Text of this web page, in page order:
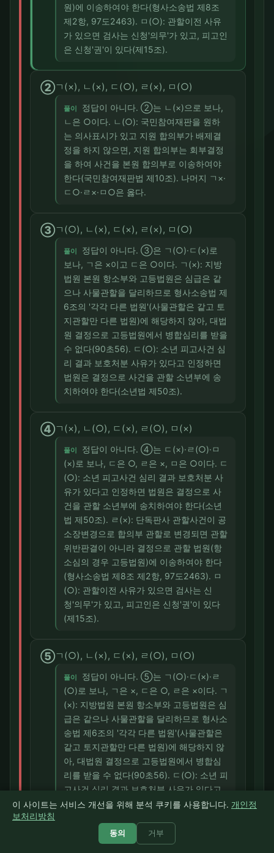
원)에 이송하여야 한다(형사소송법 제8조
제2항, 97도2463). ㅁ(○): 관할이전 사유
가 있으면 검사는 신청'의무'가 있고, 피고인
은 신청'권'이 있다(제15조).
②ㄱ(×), ㄴ(×), ㄷ(○), ㄹ(×), ㅁ(○)
풀이
정답이 아니다. ②는 ㄴ(×)으로 보나,
ㄴ은 ○이다. ㄴ(○): 국민참여재판을 원하
는 의사표시가 있고 지원 합의부가 배제결
정을 하지 않으면, 지원 합의부는 회부결정
을 하여 사건을 본원 합의부로 이송하여야
한다(국민참여재판법 제10조). 나머지 ㄱ×·
ㄷ○·ㄹ×·ㅁ○은 옳다.
③ㄱ(○), ㄴ(×), ㄷ(×), ㄹ(×), ㅁ(○)
풀이
정답이 아니다. ③은 ㄱ(○)·ㄷ(×)로
보나, ㄱ은 ×이고 ㄷ은 ○이다. ㄱ(×): 지방
법원 본원 항소부와 고등법원은 심급은 같
으나 사물관할을 달리하므로 형사소송법 제
6조의 '각각 다른 법원'(사물관할은 같고 토
지관할만 다른 법원)에 해당하지 않아, 대법
원 결정으로 고등법원에서 병합심리를 받을
수 없다(90초56). ㄷ(○): 소년 피고사건 심
리 결과 보호처분 사유가 있다고 인정하면
법원은 결정으로 사건을 관할 소년부에 송
치하여야 한다(소년법 제50조).
④ㄱ(×), ㄴ(○), ㄷ(×), ㄹ(○), ㅁ(×)
풀이
정답이 아니다. ④는 ㄷ(×)·ㄹ(○)·ㅁ
(×)로 보나, ㄷ은 ○, ㄹ은 ×, ㅁ은 ○이다. ㄷ
(○): 소년 피고사건 심리 결과 보호처분 사
유가 있다고 인정하면 법원은 결정으로 사
건을 관할 소년부에 송치하여야 한다(소년
법 제50조). ㄹ(×): 단독판사 관할사건이 공
소장변경으로 합의부 관할로 변경되면 관할
위반판결이 아니라 결정으로 관할 법원(항
소심의 경우 고등법원)에 이송하여야 한다
(형사소송법 제8조 제2항, 97도2463). ㅁ
(○): 관할이전 사유가 있으면 검사는 신
청'의무'가 있고, 피고인은 신청'권'이 있다
(제15조).
⑤ㄱ(○), ㄴ(×), ㄷ(×), ㄹ(○), ㅁ(○)
풀이
정답이 아니다. ⑤는 ㄱ(○)·ㄷ(×)·ㄹ
(○)로 보나, ㄱ은 ×, ㄷ은 ○, ㄹ은 ×이다. ㄱ
(×): 지방법원 본원 항소부와 고등법원은 심
급은 같으나 사물관할을 달리하므로 형사소
송법 제6조의 '각각 다른 법원'(사물관할은
같고 토지관할만 다른 법원)에 해당하지 않
아, 대법원 결정으로 고등법원에서 병합심
리를 받을 수 없다(90초56). ㄷ(○): 소년 피
고사건 심리 결과 보호처분 사유가 있다고
인정하면 법원은 결정으로 사건을 관할 소
ㄹ(×): 단독판사 관할사건이 공소장변경으
로 합의부 관할로 변경되면 관할위반판결이
이 사이트는 서비스 개선을 위해 분석 쿠키를 사용합니다. 개인정
보처리방침
동의 거부